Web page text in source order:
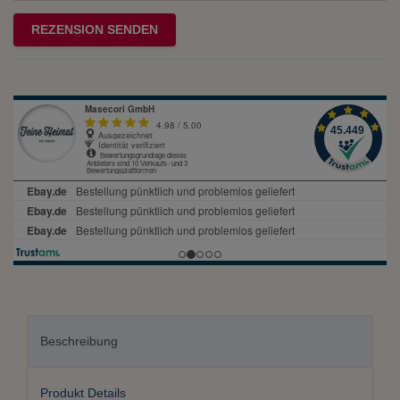
REZENSION SENDEN
Beschreibung
Produkt Details